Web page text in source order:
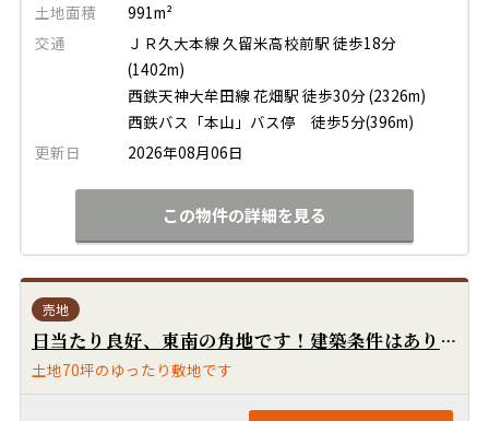
土地面積
991m²
交通
ＪＲ久大本線 久留米高校前駅 徒歩18分
(1402m)
西鉄天神大牟田線 花畑駅 徒歩30分 (2326m)
西鉄バス「本山」バス停 徒歩5分(396m)
更新日
2026年08月06日
この物件の詳細を見る
売地
日当たり良好、東南の角地です！建築条件はありません。お好きなハウスメーカーで建てられます！前面道路6mでゆったりです！国道210号線まで直線ですぐです！
土地70坪のゆったり敷地です